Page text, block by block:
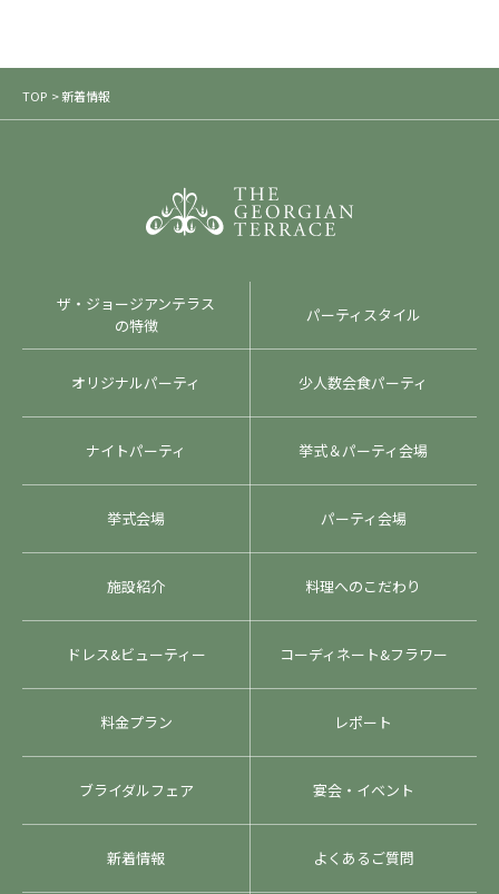
TOP > 新着情報
ザ・ジョージアンテラス
の特徴
パーティスタイル
オリジナルパーティ 少人数会食パーティ
ナイトパーティ 挙式＆パーティ会場
挙式会場 パーティ会場
施設紹介 料理へのこだわり
ドレス&ビューティー コーディネート&フラワー
料金プラン レポート
ブライダルフェア 宴会・イベント
新着情報 よくあるご質問